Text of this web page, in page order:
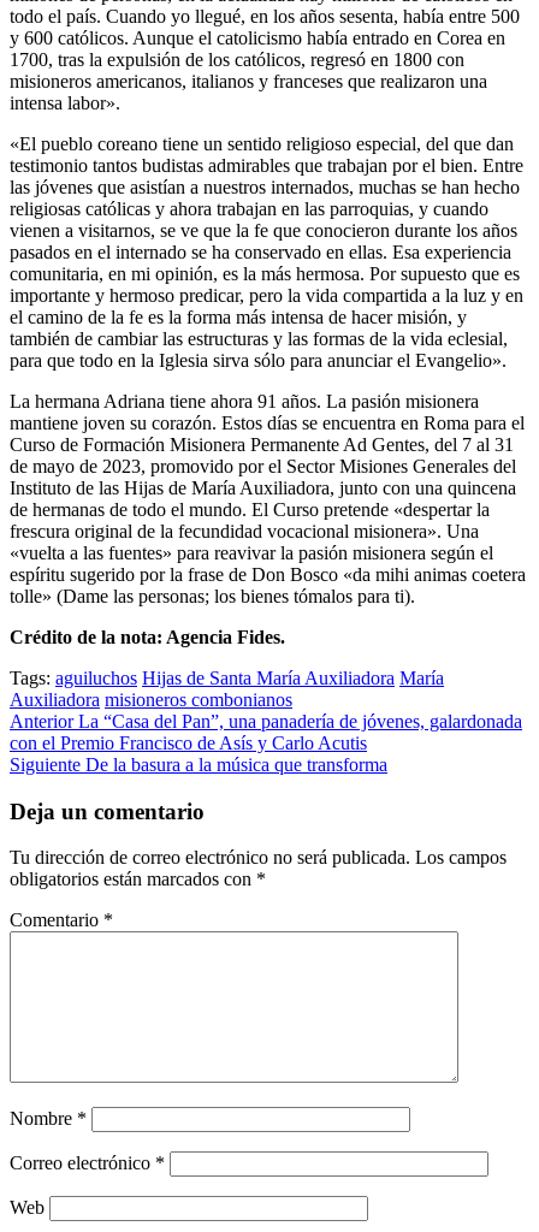
todo el país. Cuando yo llegué, en los años sesenta, había entre 500
y 600 católicos. Aunque el catolicismo había entrado en Corea en
1700, tras la expulsión de los católicos, regresó en 1800 con
misioneros americanos, italianos y franceses que realizaron una
intensa labor».
«El pueblo coreano tiene un sentido religioso especial, del que dan
testimonio tantos budistas admirables que trabajan por el bien. Entre
las jóvenes que asistían a nuestros internados, muchas se han hecho
religiosas católicas y ahora trabajan en las parroquias, y cuando
vienen a visitarnos, se ve que la fe que conocieron durante los años
pasados en el internado se ha conservado en ellas. Esa experiencia
comunitaria, en mi opinión, es la más hermosa. Por supuesto que es
importante y hermoso predicar, pero la vida compartida a la luz y en
el camino de la fe es la forma más intensa de hacer misión, y
también de cambiar las estructuras y las formas de la vida eclesial,
para que todo en la Iglesia sirva sólo para anunciar el Evangelio».
La hermana Adriana tiene ahora 91 años. La pasión misionera
mantiene joven su corazón. Estos días se encuentra en Roma para el
Curso de Formación Misionera Permanente Ad Gentes, del 7 al 31
de mayo de 2023, promovido por el Sector Misiones Generales del
Instituto de las Hijas de María Auxiliadora, junto con una quincena
de hermanas de todo el mundo. El Curso pretende «despertar la
frescura original de la fecundidad vocacional misionera». Una
«vuelta a las fuentes» para reavivar la pasión misionera según el
espíritu sugerido por la frase de Don Bosco «da mihi animas coetera
tolle» (Dame las personas; los bienes tómalos para ti).
Crédito de la nota: Agencia Fides.
Tags: aguiluchos Hijas de Santa María Auxiliadora María
Auxiliadora misioneros combonianos
Post
navigation
AnteriorLa “Casa del Pan”, una panadería de jóvenes, galardonada
con el Premio Francisco de Asís y Carlo Acutis
Siguiente De la basura a la música que transforma
Deja un comentario
Tu dirección de correo electrónico no será publicada. Los campos
obligatorios están marcados con *
Comentario *
Nombre *
Correo electrónico *
Web